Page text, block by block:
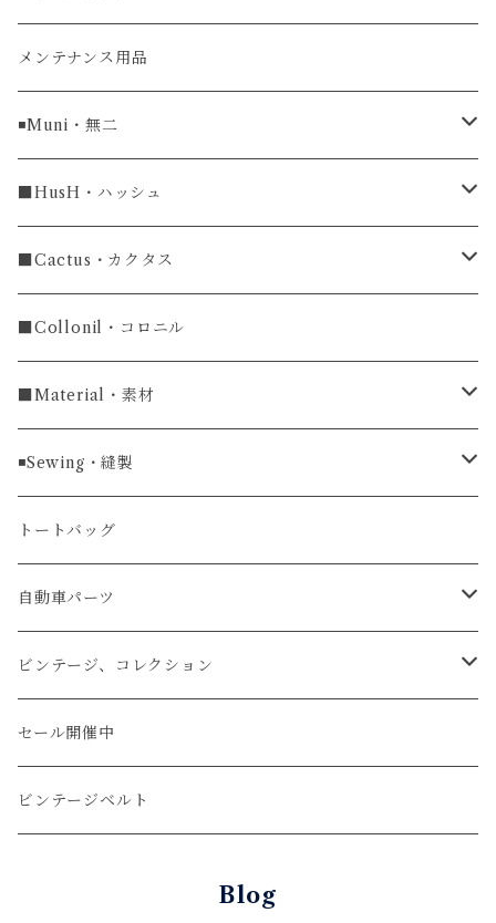
牛革
ラグ幅16mm
ラグ幅18mm
ラグ幅19mm
ラグ幅20mm
ラグ幅22mm
ラグ幅24mm
メンテナンス用品
◾️Muni・無二
長財布
長財布
ラウンドファスナー長財布
名刺入れ
小銭入れ
キーケース
時計ベルト
マネークリップ
腕時計
■HusH・ハッシュ
ラウンドファスナー
カードケース
マウスパッド
コインケース
キーホルダー
キーケース
■Cactus・カクタス
コインケース
キーホルダー
ライターケース
レザーウォッチ
文字盤Mサイズ（φ33mm）
文字盤Sサイズ（φ26mm）
レザーウォレット
ロング
ショート
タバコケース
カードケース
ウォレットロープ
■Collonil・コロニル
■Material・素材
クロコダイル
パイソン
リザード
エレファント
ガルーシャ（エイ）
アリゲーター
◾️Sewing・縫製
ハンドステッチ（手縫い）仕立て
ミシンステッチ仕立て
トートバッグ
自動車パーツ
ステアリング
シフトノブ
ビンテージ、コレクション
ウッドキーホルダー
ZIPPO/ジッポー・ライター
セール開催中
ビンテージベルト
Blog